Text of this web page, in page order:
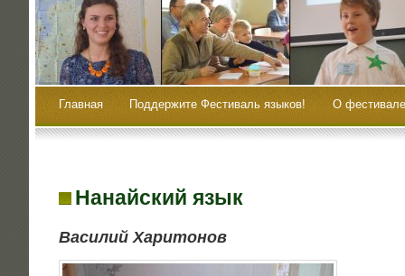
Главная Поддержите Фестиваль языков! О
Нанайский язык
Васи­лий Харитонов